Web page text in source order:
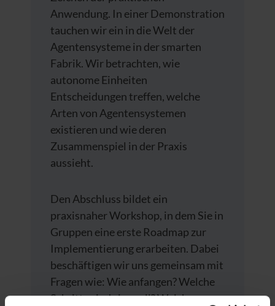
Anwendung. In einer Demonstration
tauchen wir ein in die Welt der
Agentensysteme in der smarten
Fabrik. Wir betrachten, wie
autonome Einheiten
Entscheidungen treffen, welche
Arten von Agentensystemen
existieren und wie deren
Zusammenspiel in der Praxis
aussieht.
Den Abschluss bildet ein
praxisnaher Workshop, in dem Sie in
Gruppen eine erste Roadmap zur
Implementierung erarbeiten. Dabei
beschäftigen wir uns gemeinsam mit
Fragen wie: Wie anfangen? Welche
Schritte sind sinnvoll? Welches